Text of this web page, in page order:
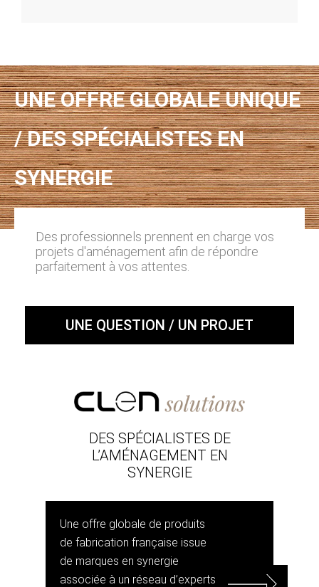
UNE OFFRE GLOBALE UNIQUE
/ DES SPÉCIALISTES EN
SYNERGIE
Des professionnels prennent en charge vos
projets d'aménagement afin de répondre
parfaitement à vos attentes.
UNE QUESTION / UN PROJET
DES SPÉCIALISTES DE
L’AMÉNAGEMENT EN
SYNERGIE
Une offre globale de produits
de fabrication française issue
de marques en synergie
associée à un réseau d’experts